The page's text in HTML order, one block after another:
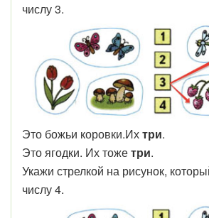
числу 3.
Это божьи коровки.Ихтри.
Это ягодки. Их тожетри.
Укажи стрелкой на рисунок,
числу 4.